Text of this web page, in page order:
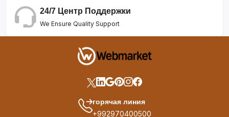
24/7 Центр Поддержки
We Ensure Quality Support
горячая линия
+992970400500